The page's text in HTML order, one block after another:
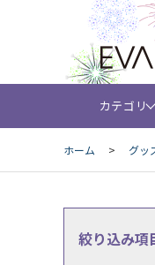
カテゴリ
ホーム > グッ
絞り込み項